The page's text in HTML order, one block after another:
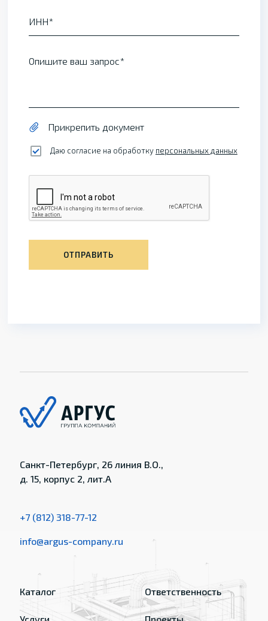
ИНН
Опишите ваш запрос
Прикрепить документ
Даю согласие на обработку персональных данных
ОТПРАВИТЬ
Санкт-Петербург, 26 линия В.О.,
д. 15, корпус 2, лит.А
+7 (812) 318-77-12
info@argus-company.ru
Каталог Ответственность